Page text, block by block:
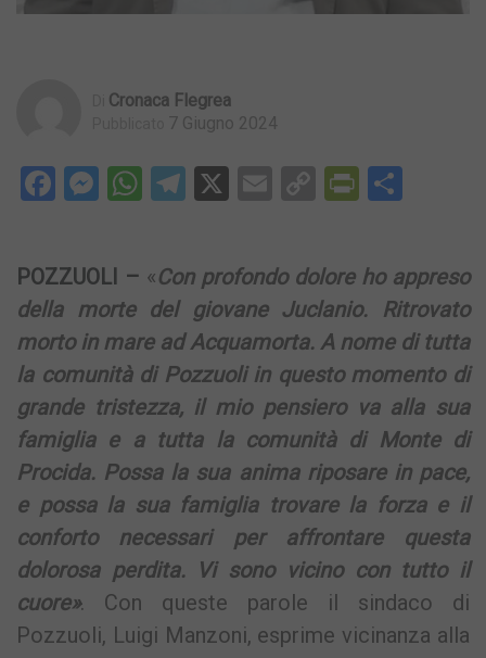
Cronaca Flegrea
7 Giugno 2024
Facebook
Messenger
WhatsApp
Telegram
X EmailCopy
POZZUOLI – «Con profondo dolore ho appreso
della morte del giovane Juclanio. Ritrovato
morto in mare ad Acquamorta. A nome di tutta
la comunità di Pozzuoli in questo momento di
grande tristezza, il mio pensiero va alla sua
famiglia e a tutta la comunità di Monte di
Procida. Possa la sua anima riposare in pace,
e possa la sua famiglia trovare la forza e il
conforto necessari per affrontare questa
dolorosa perdita. Vi sono vicino con tutto il
cuore». Con queste parole il sindaco di
Pozzuoli, Luigi Manzoni, esprime vicinanza alla